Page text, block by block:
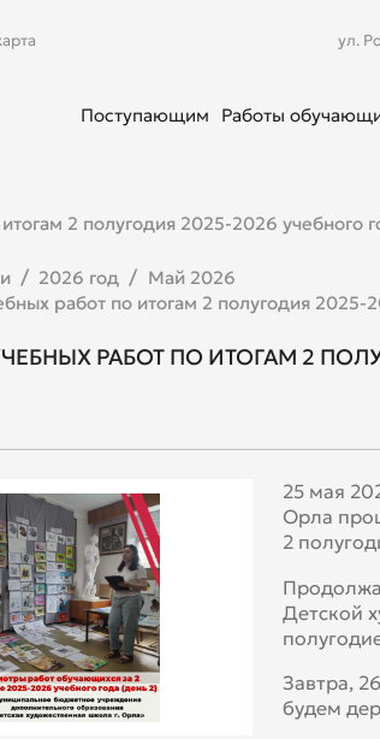
ул.
Поступающим Работы
2 полугодия 2025-2026 учебного
2026 год
Май 2026
работ по итогам 2 полугодия 2025-
РАБОТ ПО ИТОГАМ 2
25 мая
Орла
2
Детской
Завтра,
будем